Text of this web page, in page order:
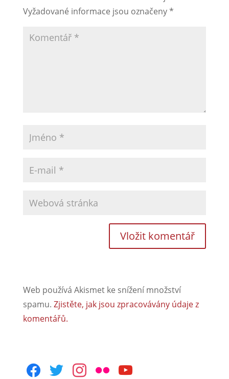
Vyžadované informace jsou označeny*
Web používá Akismet ke snížení množství
spamu. Zjistěte, jak jsou zpracovávány údaje z
komentářů.
facebooktwitterinstagram
flickr youtube